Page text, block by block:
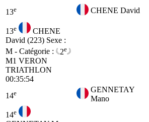
13e CHENE David
13e
CHENE
David (223) Sexe :
M - Catégorie :
2e
M1 VERON
TRIATHLON
00:35:54
14e
GENNETAY
Mano
14e